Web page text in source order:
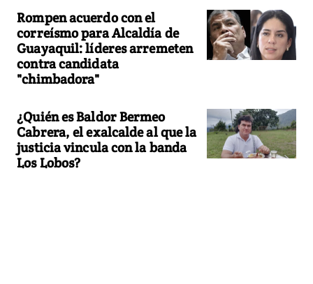
Rompen acuerdo con el
correísmo para Alcaldía de
Guayaquil: líderes arremeten
contra candidata
"chimbadora"
¿Quién es Baldor Bermeo
Cabrera, el exalcalde al que la
justicia vincula con la banda
Los Lobos?